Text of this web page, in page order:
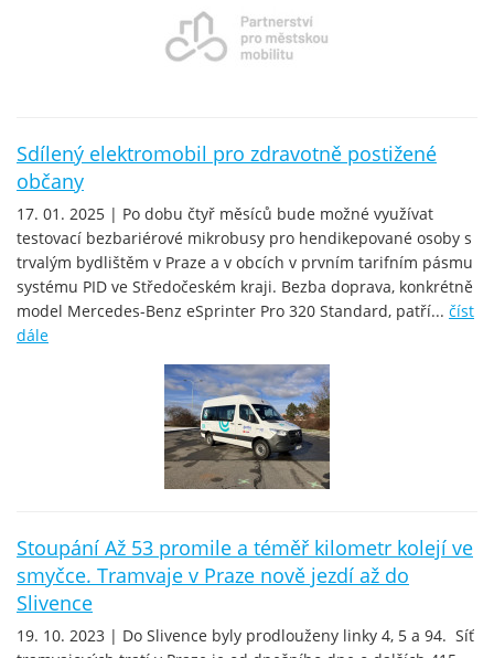
Sdílený elektromobil pro zdravotně postižené
občany
17. 01. 2025 | Po dobu čtyř měsíců bude možné využívat
testovací bezbariérové mikrobusy pro hendikepované osoby s
trvalým bydlištěm v Praze a v obcích v prvním tarifním pásmu
systému PID ve Středočeském kraji. Bezba doprava, konkrétně
model Mercedes-Benz eSprinter Pro 320 Standard, patří... číst
dále
Stoupání Až 53 promile a téměř kilometr kolejí ve
smyčce. Tramvaje v Praze nově jezdí až do
Slivence
19. 10. 2023 | Do Slivence byly prodlouženy linky 4, 5 a 94. Síť